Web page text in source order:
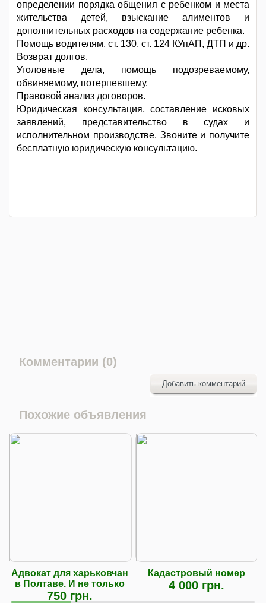
определении порядка общения с ребенком и места
жительства детей, взыскание алиментов и
дополнительных расходов на содержание ребенка.
Помощь водителям, ст. 130, ст. 124 КУпАП, ДТП и др.
Возврат долгов.
Уголовные дела, помощь подозреваемому,
обвиняемому, потерпевшему.
Правовой анализ договоров.
Юридическая консультация, составление исковых
заявлений, представительство в судах и
исполнительном производстве. Звоните и получите
бесплатную юридическую консультацию.
Комментарии (0)
Добавить комментарий
Похожие объявления
Адвокат для харьковчан
в Полтаве. И не только
750 грн.
Кадастровый номер
4 000 грн.